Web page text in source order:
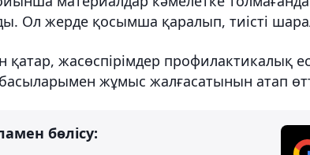
Ол жерде қосымша қаралып, тиісті
қатар, жасөспірімдер профилактикалық
жұмыс жалғасатынын атап
бөлісу: